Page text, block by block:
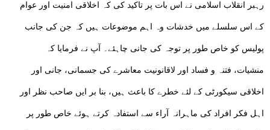
رہبر انقلاب اسلامی نے اس بات پر تاکید کی کہ اخلاقی امنیت اور عوام
کے اس سلسلے میں خدشات وہ اہم موضوعات ہیں کہ جن کی جانب
پولیس کو خاص طور پر توجہ کی جانی چاہئے۔ آپ نے فرمایا کہ
منشیات، فتنہ و فساد اور لاقانونیت معاشرے کی جسمانی، جانی اور
اخلاقی سیکورٹی کے لئے خطرے کا باعث ہیں، بنا بر ایں صاحب نظر اور
اہل فکر افراد کی ماہرانہ آراء سے استفادہ کرتے ہوئے خاص طور پر